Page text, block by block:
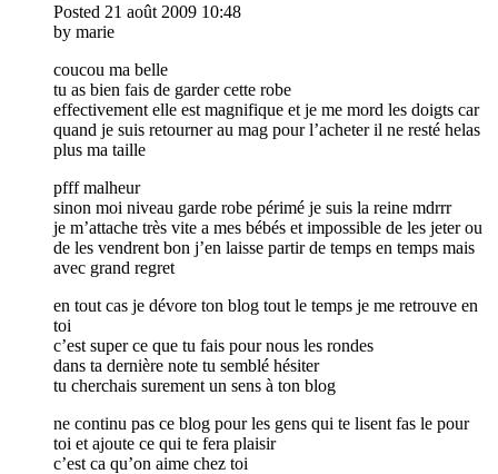
Posted 21 août 2009 10:48
by marie
coucou ma belle
tu as bien fais de garder cette robe
effectivement elle est magnifique et je me mord les doigts car
quand je suis retourner au mag pour l’acheter il ne resté helas
plus ma taille
pfff malheur
sinon moi niveau garde robe périmé je suis la reine mdrrr
je m’attache très vite a mes bébés et impossible de les jeter ou
de les vendrent bon j’en laisse partir de temps en temps mais
avec grand regret
en tout cas je dévore ton blog tout le temps je me retrouve en
toi
c’est super ce que tu fais pour nous les rondes
dans ta dernière note tu semblé hésiter
tu cherchais surement un sens à ton blog
ne continu pas ce blog pour les gens qui te lisent fas le pour
toi et ajoute ce qui te fera plaisir
c’est ca qu’on aime chez toi